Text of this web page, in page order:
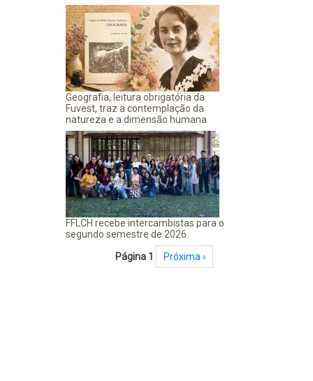
Geografia, leitura obrigatória da
Fuvest, traz a contemplação da
natureza e a dimensão humana
FFLCH recebe intercambistas para o
segundo semestre de 2026
PaginaçãoPágina 1 Próxima página
Próxima ›